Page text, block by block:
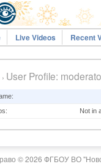
Live Videos Recent
› User Profile:
Not in
© 2026 ФГБОУ ВО